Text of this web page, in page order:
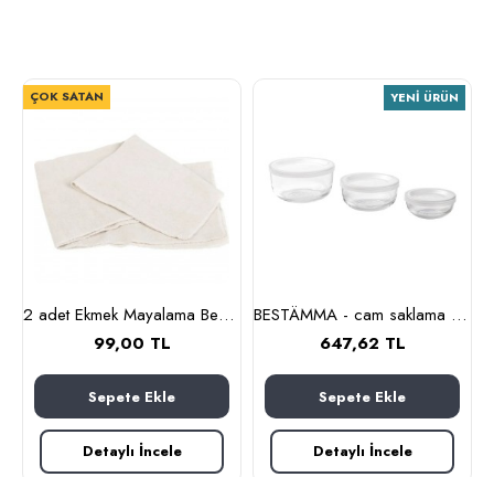
ÇOK SATAN
2 adet Ekmek Mayalama Bezi 50x70 cm, %100 Pamuk Amerikan Pasa Bezi
99,00 TL
Sepete Ekle
Detaylı İncele
YENI ÜRÜN
BESTÄMMA - cam saklama kabı seti (cam)
647,62 TL
Sepete Ekle
Detaylı İncele